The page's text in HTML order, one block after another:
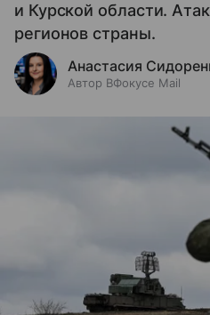
и Курской области.
регионов страны.
Анастасия
Автор ВФокусе Mail